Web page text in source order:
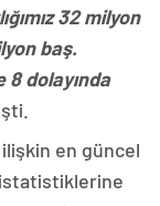
32 milyon
baş.
8 dolayında
en güncel
istatistiklerine